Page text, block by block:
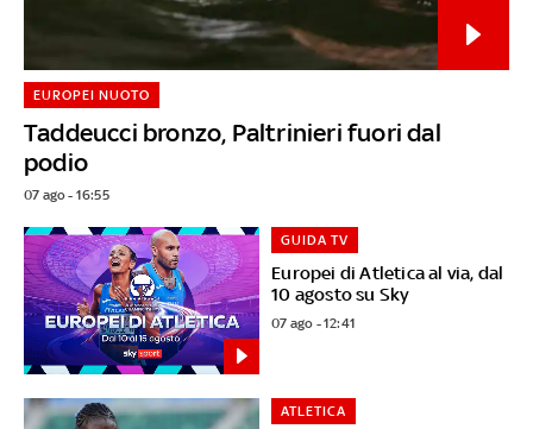
Taddeucci bronzo, Paltrinieri fuori dal
podio
EUROPEI NUOTO
07 ago - 16:55
Europei di Atletica al via, dal
10 agosto su Sky
GUIDA TV
07 ago - 12:41
ATLETICA